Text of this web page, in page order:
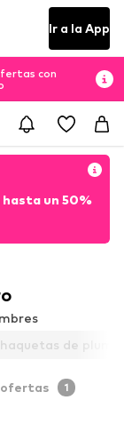
Ir a la App
con
hasta un 50%
de
ofertas 1